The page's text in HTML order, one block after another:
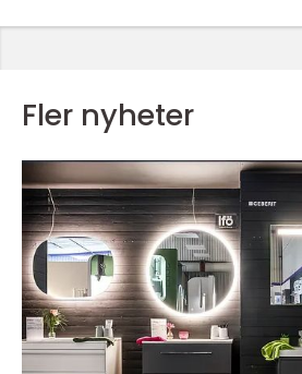
Fler nyheter